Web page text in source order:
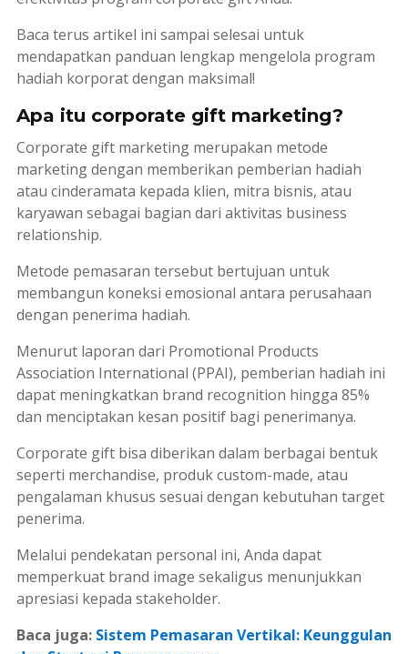
Baca terus artikel ini sampai selesai untuk
mendapatkan panduan lengkap mengelola program
hadiah korporat dengan maksimal!
Apa itu corporate gift marketing?
Corporate gift marketingmerupakan metode
marketingdengan memberikan pemberian hadiah
atau cinderamata kepada klien, mitra bisnis, atau
karyawan sebagai bagian dari aktivitas business
relationship.
Metode pemasaran tersebut bertujuan untuk
membangun koneksi emosional antara perusahaan
dengan penerima hadiah.
Menurut laporan dari Promotional Products
Association International (PPAI), pemberian hadiah ini
dapat meningkatkan brand recognition hingga 85%
dan menciptakan kesan positif bagi penerimanya.
Corporate giftbisa diberikan dalam berbagai bentuk
seperti merchandise, produkcustom-made, atau
pengalaman khusus sesuai dengan kebutuhan target
penerima.
Melalui pendekatan personal ini, Anda dapat
memperkuat brand image sekaligus menunjukkan
apresiasi kepada stakeholder.
Baca juga: Sistem Pemasaran Vertikal: Keunggulan